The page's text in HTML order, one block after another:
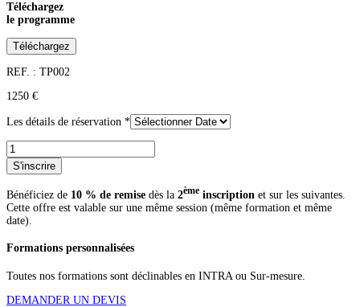
Téléchargez
le programme
Téléchargez
REF. : TP002
1250 €
Les détails de réservation *
quantité
de
Conduite
en
IAA
S'inscrire
Bénéficiez de 10 % de remise dès la 2ème inscription et sur les suivantes.
Cette offre est valable sur une même session (même formation et même
date).
Formations personnalisées
Toutes nos formations sont déclinables en INTRA ou Sur-mesure.
DEMANDER UN DEVIS